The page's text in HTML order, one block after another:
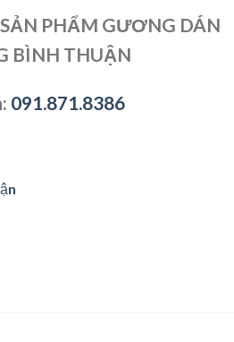
PHẨM GƯƠNG DÁN
BÌNH THUẬN
091.871.8386